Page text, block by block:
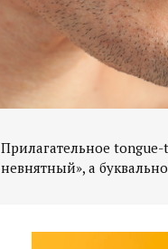
Прилагательное
невнятный», а